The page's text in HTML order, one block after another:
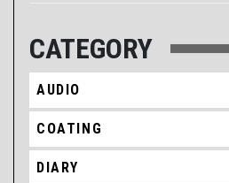
CATEGORY
AUDIO
COATING
DIARY